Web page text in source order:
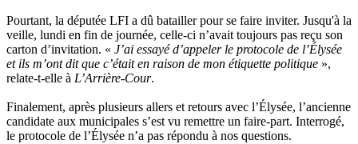
Pourtant, la députée LFI a dû batailler pour se faire inviter. Jusqu'à la
veille, lundi en fin de journée, celle-ci n’avait toujours pas reçu son
carton d’invitation. « J’ai essayé d’appeler le protocole de l’Élysée
et ils m’ont dit que c’était en raison de mon étiquette politique »,
relate-t-elle à L’Arrière-Cour.
Finalement, après plusieurs allers et retours avec l’Élysée, l’ancienne
candidate aux municipales s’est vu remettre un faire-part. Interrogé,
le protocole de l’Élysée n’a pas répondu à nos questions.